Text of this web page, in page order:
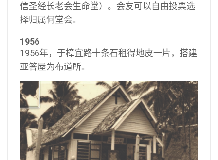
信圣经长老会生命堂）。会友可以自由投票选
择归属何堂会。
1956
1956年，于樟宜路十条石租得地皮一片，搭建
亚答屋为布道所。